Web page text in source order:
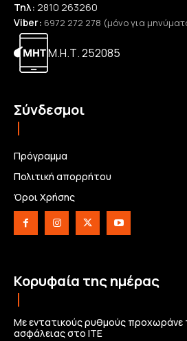
Τηλ: 2810 263260
Viber: 6972 272 278 (μόνο για
Μ.Η.Τ. 252085
Σύνδεσμοι
Πρόγραμμα
Πολιτική απορρήτου
Όροι Χρήσης
Κορυφαία της ημέρας
Με εντατικούς ρυθμούς προχωράνε
ασφάλειας στο ΙΤΕ